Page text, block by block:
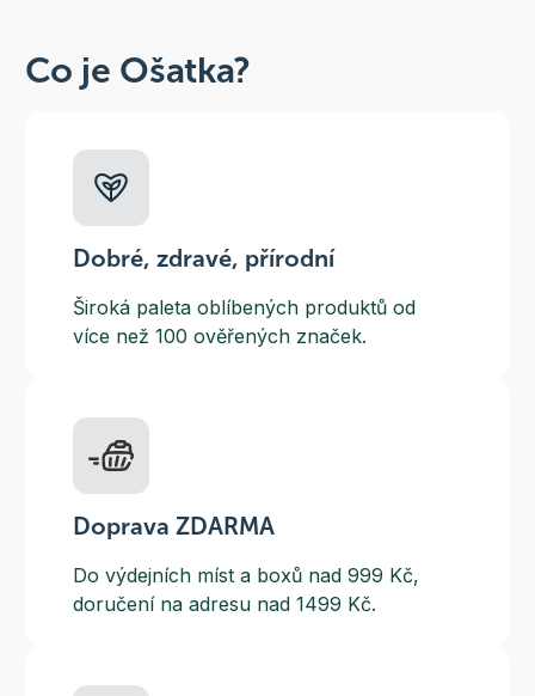
Co je Ošatka?
Dobré, zdravé, přírodní
Široká paleta oblíbených produktů od
více než 100 ověřených značek.
Doprava ZDARMA
Do výdejních míst a boxů nad 999 Kč,
doručení na adresu nad 1499 Kč.